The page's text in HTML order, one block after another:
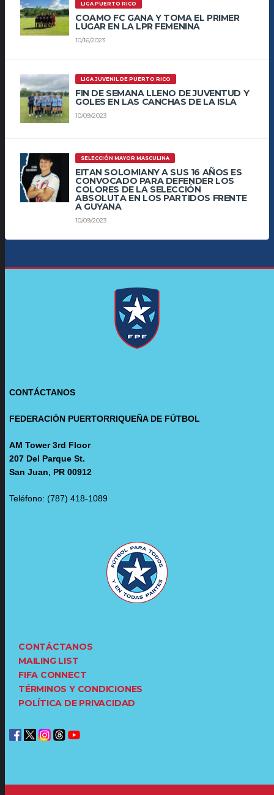
LIGA PUERTO RICO
COAMO FC GANA Y TOMA EL PRIMER
LUGAR EN LA LPR FEMENINA
10/16/2023
LIGA JUVENIL DE PUERTO RICO
FIN DE SEMANA LLENO DE JUVENTUD Y
GOLES EN LAS CANCHAS DE LA ISLA
10/09/2023
SELECCIÓN MAYOR MASCULINA
EITAN SOLOMIANY A SUS 16 AÑOS ES
CONVOCADO PARA DEFENDER LOS
COLORES DE LA SELECCIÓN
ABSOLUTA EN LOS PARTIDOS FRENTE
A GUYANA
10/09/2023
CONTÁCTANOS
FEDERACIÓN PUERTORRIQUEÑA DE FÚTBOL
AM Tower 3rd Floor
207 Del Parque St.
San Juan, PR 00912
Teléfono: (787) 418-1089
CONTÁCTANOS
MAILING LIST
FIFA CONNECT
TÉRMINOS Y CONDICIONES
POLÍTICA DE PRIVACIDAD